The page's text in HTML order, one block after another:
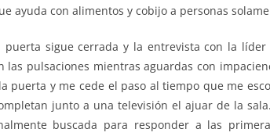
ayuda con alimentos y cobijo a personas
puerta sigue cerrada y la entrevista con la líder
las pulsaciones mientras aguardas con
puerta y me cede el paso al tiempo que me
junto a una televisión el ajuar de la
buscada para responder a las